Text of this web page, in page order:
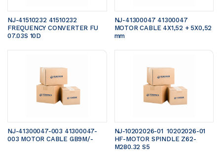
NJ-41510232 41510232
FREQUENCY CONVERTER FU
07.03S 10D
NJ-41300047 41300047
MOTOR CABLE 4X1,52 + 5X0,52
mm
NJ-41300047-003 41300047-
003 MOTOR CABLE GB9M/-
NJ-10202026-01  10202026-01
HF-MOTOR SPINDLE Z62-
M280.32 S5